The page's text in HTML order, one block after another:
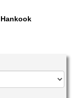
Hankook